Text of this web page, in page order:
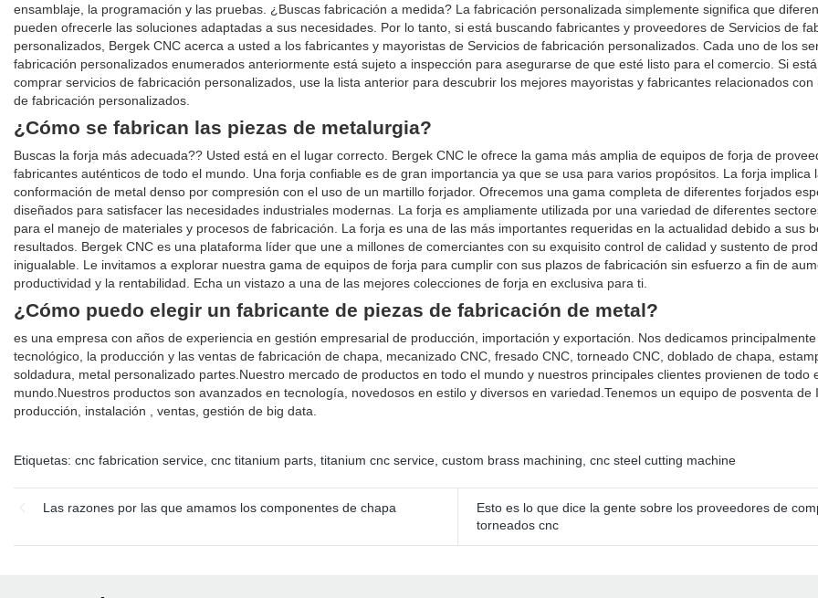
ensamblaje, la programación y las pruebas. ¿Buscas fabricación a medida? La fabricación personalizada simplemente significa que
pueden ofrecerle las soluciones adaptadas a sus necesidades. Por lo tanto, si está buscando fabricantes y proveedores de Servicios de
personalizados, Bergek CNC acerca a usted a los fabricantes y mayoristas de Servicios de fabricación personalizados. Cada uno de los
fabricación personalizados enumerados anteriormente está sujeto a inspección para asegurarse de que esté listo para el comercio. Si
comprar servicios de fabricación personalizados, use la lista anterior para descubrir los mejores mayoristas y fabricantes relacionados con
de fabricación personalizados.
¿Cómo se fabrican las piezas de metalurgia?
Buscas la forja más adecuada?? Usted está en el lugar correcto. Bergek CNC le ofrece la gama más amplia de equipos de forja de
fabricantes auténticos de todo el mundo. Una forja confiable es de gran importancia ya que se usa para varios propósitos. La forja implica
conformación de metal denso por compresión con el uso de un martillo forjador. Ofrecemos una gama completa de diferentes forjados
diseñados para satisfacer las necesidades industriales modernas. La forja es ampliamente utilizada por una variedad de diferentes
para el manejo de materiales y procesos de fabricación. La forja es una de las más importantes requeridas en la actualidad debido a sus
resultados. Bergek CNC es una plataforma líder que une a millones de comerciantes con su exquisito control de calidad y sustento de
inigualable. Le invitamos a explorar nuestra gama de equipos de forja para cumplir con sus plazos de fabricación sin esfuerzo a fin de
productividad y la rentabilidad. Echa un vistazo a una de las mejores colecciones de forja en exclusiva para ti.
¿Cómo puedo elegir un fabricante de piezas de fabricación de metal?
es una empresa con años de experiencia en gestión empresarial de producción, importación y exportación. Nos dedicamos
tecnológico, la producción y las ventas de fabricación de chapa, mecanizado CNC, fresado CNC, torneado CNC, doblado de chapa,
soldadura, metal personalizado partes.Nuestro mercado de productos en todo el mundo y nuestros principales clientes provienen de todo
mundo.Nuestros productos son avanzados en tecnología, novedosos en estilo y diversos en variedad.Tenemos un equipo de posventa de I
producción, instalación , ventas, gestión de big data.
Etiquetas: cnc fabrication service cnc titanium parts titanium cnc service custom brass machining cnc steel cutting machine
Las razones por las que amamos los componentes de chapa
Esto es lo que dice la gente sobre los proveedores de
torneados cnc